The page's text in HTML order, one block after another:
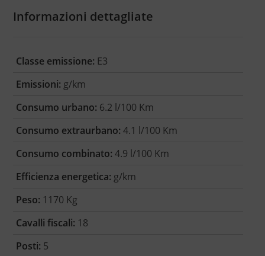
Informazioni dettagliate
Classe emissione: E3
Emissioni: g/km
Consumo urbano: 6.2 l/100 Km
Consumo extraurbano: 4.1 l/100 Km
Consumo combinato: 4.9 l/100 Km
Efficienza energetica: g/km
Peso: 1170 Kg
Cavalli fiscali: 18
Posti: 5